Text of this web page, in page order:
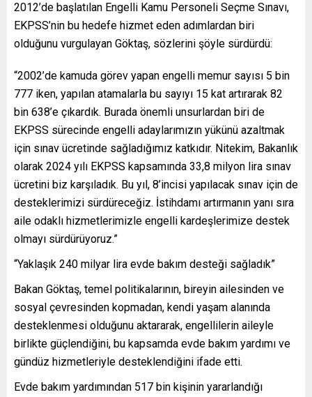
2012’de başlatılan Engelli Kamu Personeli Seçme Sınavı,
EKPSS’nin bu hedefe hizmet eden adımlardan biri
olduğunu vurgulayan Göktaş, sözlerini şöyle sürdürdü:
“2002’de kamuda görev yapan engelli memur sayısı 5 bin
777 iken, yapılan atamalarla bu sayıyı 15 kat artırarak 82
bin 638’e çıkardık. Burada önemli unsurlardan biri de
EKPSS sürecinde engelli adaylarımızın yükünü azaltmak
için sınav ücretinde sağladığımız katkıdır. Nitekim, Bakanlık
olarak 2024 yılı EKPSS kapsamında 33,8 milyon lira sınav
ücretini biz karşıladık. Bu yıl, 8’incisi yapılacak sınav için de
desteklerimizi sürdüreceğiz. İstihdamı artırmanın yanı sıra
aile odaklı hizmetlerimizle engelli kardeşlerimize destek
olmayı sürdürüyoruz.”
“Yaklaşık 240 milyar lira evde bakım desteği sağladık”
Bakan Göktaş, temel politikalarının, bireyin ailesinden ve
sosyal çevresinden kopmadan, kendi yaşam alanında
desteklenmesi olduğunu aktararak, engellilerin aileyle
birlikte güçlendiğini, bu kapsamda evde bakım yardımı ve
gündüz hizmetleriyle desteklendiğini ifade etti.
Evde bakım yardımından 517 bin kişinin yararlandığı